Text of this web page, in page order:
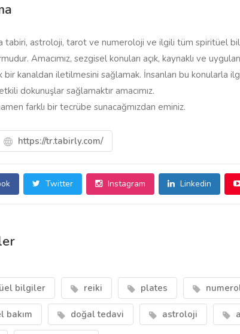
tabiri, astroloji, tarot ve numeroloji ve ilgili tüm spiritüel
Amacımız, sezgisel konuları açık, kaynaklı ve
bir kanaldan iletilmesini sağlamak. İnsanları bu konularla
dokunuşlar sağlamaktır amacımız.
farklı bir tecrübe sunacağmızdan eminiz.
https://tr.tabirly.com/
Twitter Instagram Linkedin
bilgiler reiki plates
bakım doğal tedavi astroloji